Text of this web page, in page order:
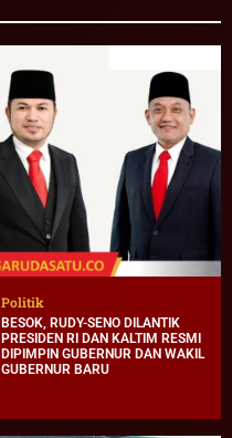
Politik
BESOK, RUDY-SENO DILANTIK
PRESIDEN RI DAN KALTIM RESMI
DIPIMPIN GUBERNUR DAN WAKIL
GUBERNUR BARU